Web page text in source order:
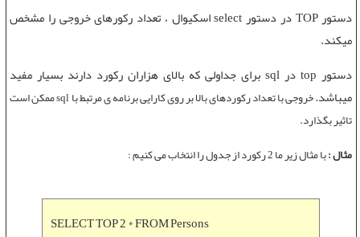
دستور TOP دردستور select
اسکیوال ، تعداد رکورهای خروجی را مشخص
میکند.
دستور top
در sql برای جداولی که بالای هزاران رکورد دارند بسیار مفید
میباشد.
خروجی با تعداد رکوردهای بالا بر روی کارایی برنامه ی مرتبط با sql ممکن است
تاثیر بگذارد.
مثال :با مثال زیر ما 2 رکورد از جدول را انتخاب می کنیم :
SELECT TOP 2 * FROM Persons